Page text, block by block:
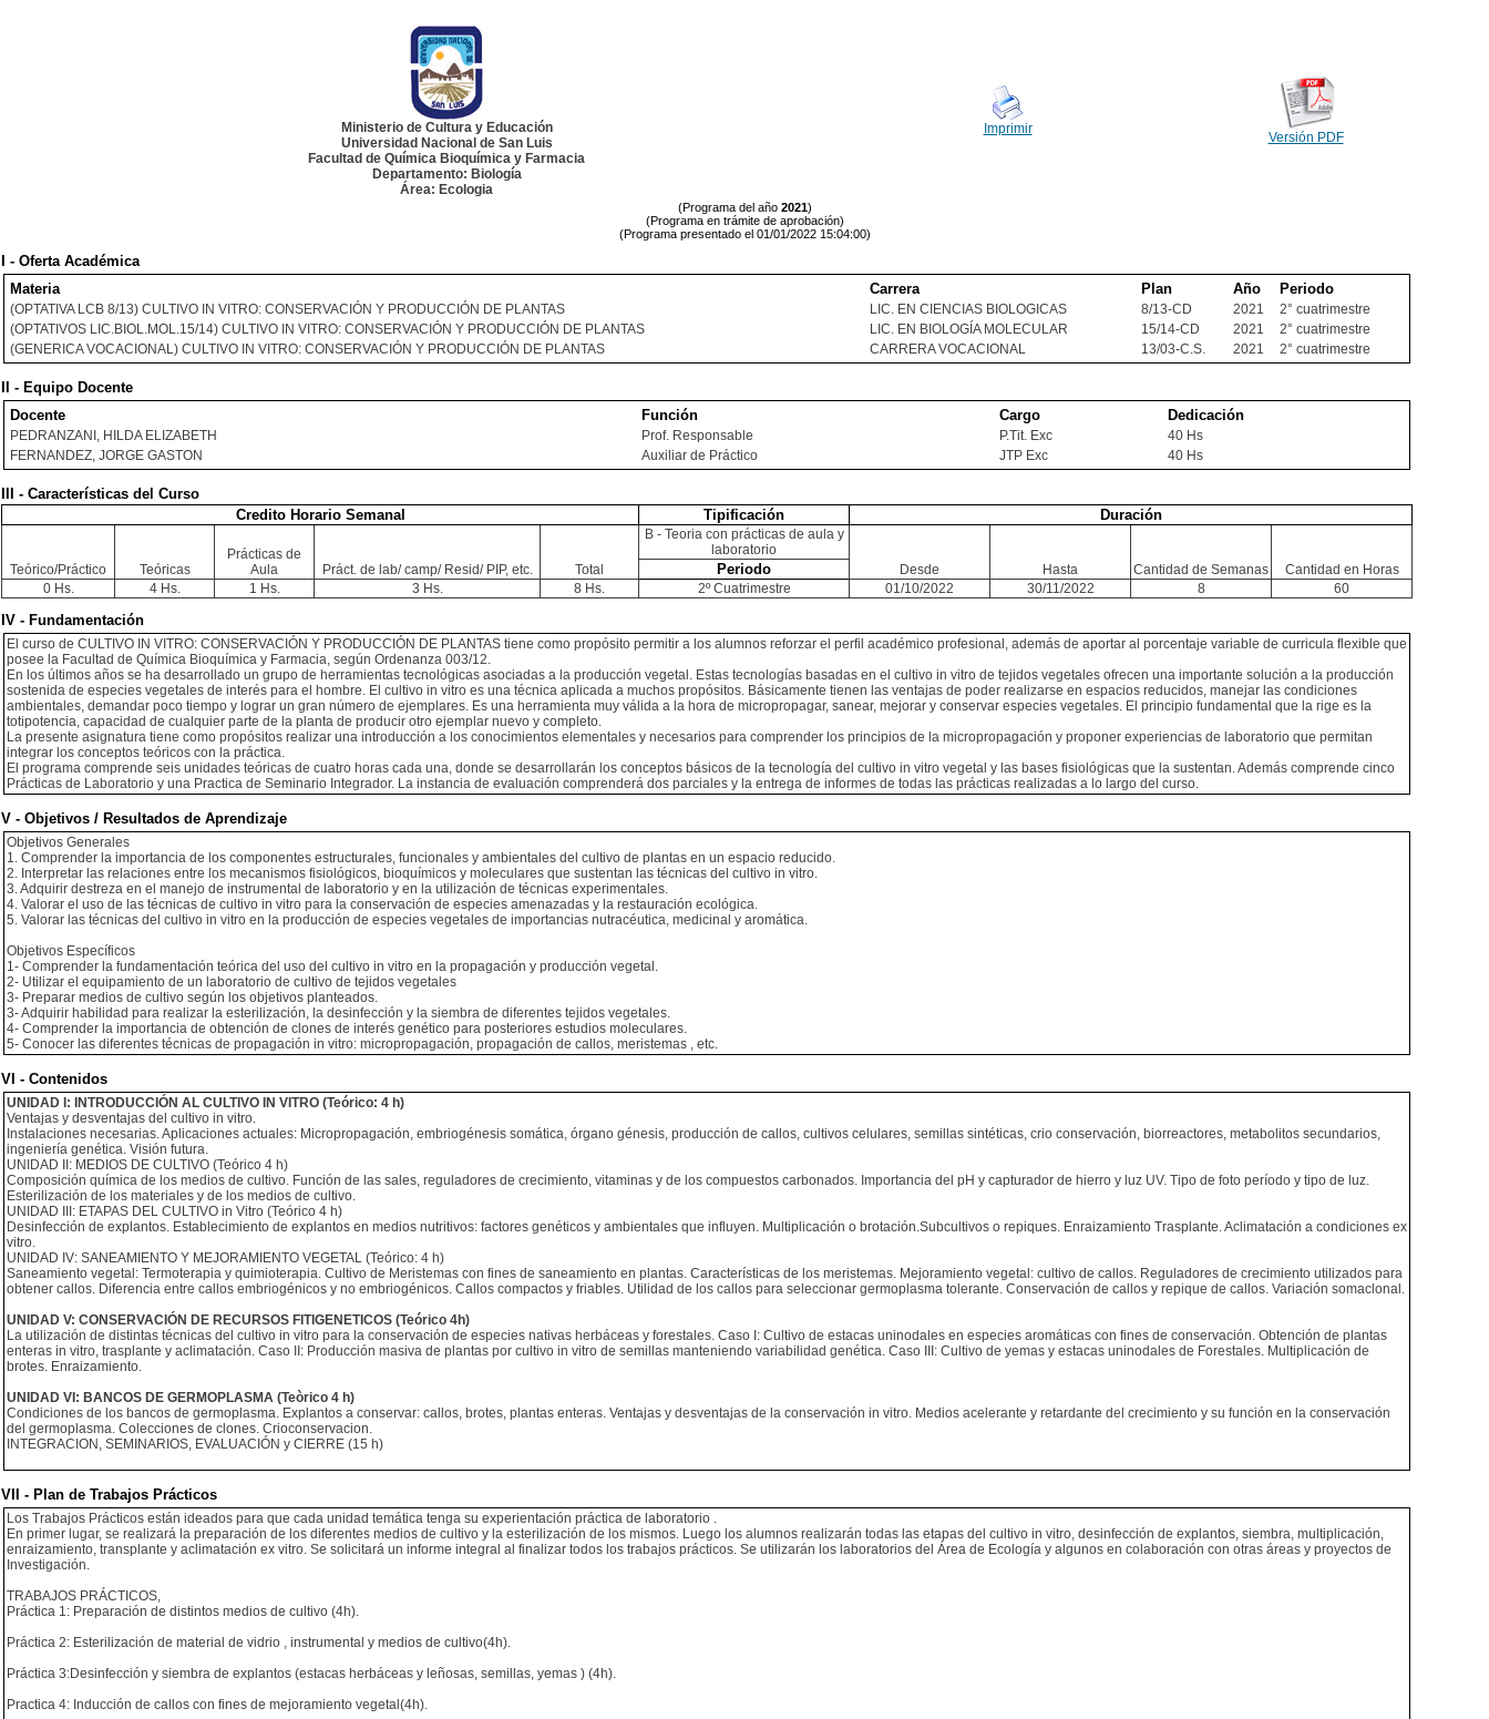
Ministerio de Cultura y Educación
Universidad Nacional de San Luis
Facultad de Química Bioquímica y Farmacia
Departamento: Biología
Área: Ecologia
Imprimir
Versión PDF
(Programa del año 2021)
(Programa en trámite de aprobación)
(Programa presentado el 01/01/2022 15:04:00)
I - Oferta Académica
Materia
Carrera Plan Año Periodo
(OPTATIVA LCB 8/13) CULTIVO IN VITRO: CONSERVACIÓN Y PRODUCCIÓN DE PLANTAS LIC. EN CIENCIAS BIOLOGICAS 8/13-CD 2021
2° cuatrimestre
(OPTATIVOS LIC.BIOL.MOL.15/14) CULTIVO IN VITRO: CONSERVACIÓN Y PRODUCCIÓN DE PLANTAS
LIC. EN BIOLOGÍA MOLECULAR 15/14-CD 2021
2° cuatrimestre
(GENERICA VOCACIONAL) CULTIVO IN VITRO: CONSERVACIÓN Y PRODUCCIÓN DE PLANTAS
CARRERA VOCACIONAL 13/03-C.S. 2021 2° cuatrimestre
II - Equipo Docente
Docente
Función Cargo Dedicación
PEDRANZANI, HILDA ELIZABETH Prof. Responsable P.Tit. Exc
40 Hs
FERNANDEZ, JORGE GASTON
Auxiliar de Práctico JTP Exc 40 Hs
III - Características del Curso
Credito Horario Semanal
Tipificación Duración
Teórico/Práctico Teóricas
Prácticas de
Aula
Práct. de lab/ camp/ Resid/ PIP, etc. Total
B - Teoria con prácticas de aula y
laboratorio
Desde
Hasta Cantidad de Semanas Cantidad en Horas
Periodo
0 Hs. 4 Hs. 1 Hs. 3 Hs. 8 Hs. 2º Cuatrimestre 01/10/2022 30/11/2022 8 60
IV - Fundamentación
El curso de CULTIVO IN VITRO: CONSERVACIÓN Y PRODUCCIÓN DE PLANTAS tiene como propósito permitir a los alumnos reforzar el perfil académico profesional, además de aportar al porcentaje variable de curricula flexible que
posee la Facultad de Química Bioquímica y Farmacia, según Ordenanza 003/12.
En los últimos años se ha desarrollado un grupo de herramientas tecnológicas asociadas a la producción vegetal. Estas tecnologías basadas en el cultivo in vitro de tejidos vegetales ofrecen una importante solución a la producción
sostenida de especies vegetales de interés para el hombre. El cultivo in vitro es una técnica aplicada a muchos propósitos. Básicamente tienen las ventajas de poder realizarse en espacios reducidos, manejar las condiciones
ambientales, demandar poco tiempo y lograr un gran número de ejemplares. Es una herramienta muy válida a la hora de micropropagar, sanear, mejorar y conservar especies vegetales. El principio fundamental que la rige es la
totipotencia, capacidad de cualquier parte de la planta de producir otro ejemplar nuevo y completo.
La presente asignatura tiene como propósitos realizar una introducción a los conocimientos elementales y necesarios para comprender los principios de la micropropagación y proponer experiencias de laboratorio que permitan
integrar los conceptos teóricos con la práctica.
El programa comprende seis unidades teóricas de cuatro horas cada una, donde se desarrollarán los conceptos básicos de la tecnología del cultivo in vitro vegetal y las bases fisiológicas que la sustentan. Además comprende cinco
Prácticas de Laboratorio y una Practica de Seminario Integrador. La instancia de evaluación comprenderá dos parciales y la entrega de informes de todas las prácticas realizadas a lo largo del curso.
V - Objetivos / Resultados de Aprendizaje
Objetivos Generales
1. Comprender la importancia de los componentes estructurales, funcionales y ambientales del cultivo de plantas en un espacio reducido.
2. Interpretar las relaciones entre los mecanismos fisiológicos, bioquímicos y moleculares que sustentan las técnicas del cultivo in vitro.
3. Adquirir destreza en el manejo de instrumental de laboratorio y en la utilización de técnicas experimentales.
4. Valorar el uso de las técnicas de cultivo in vitro para la conservación de especies amenazadas y la restauración ecológica.
5. Valorar las técnicas del cultivo in vitro en la producción de especies vegetales de importancias nutracéutica, medicinal y aromática.
Objetivos Específicos
1- Comprender la fundamentación teórica del uso del cultivo in vitro en la propagación y producción vegetal.
2- Utilizar el equipamiento de un laboratorio de cultivo de tejidos vegetales
3- Preparar medios de cultivo según los objetivos planteados.
3- Adquirir habilidad para realizar la esterilización, la desinfección y la siembra de diferentes tejidos vegetales.
4- Comprender la importancia de obtención de clones de interés genético para posteriores estudios moleculares.
5- Conocer las diferentes técnicas de propagación in vitro: micropropagación, propagación de callos, meristemas , etc.
VI - Contenidos
UNIDAD I: INTRODUCCIÓN AL CULTIVO IN VITRO (Teórico: 4 h)
Ventajas y desventajas del cultivo in vitro.
Instalaciones necesarias. Aplicaciones actuales: Micropropagación, embriogénesis somática, órgano génesis, producción de callos, cultivos celulares, semillas sintéticas, crio conservación, biorreactores, metabolitos secundarios,
ingeniería genética. Visión futura.
UNIDAD II: MEDIOS DE CULTIVO (Teórico 4 h)
Composición química de los medios de cultivo. Función de las sales, reguladores de crecimiento, vitaminas y de los compuestos carbonados. Importancia del pH y capturador de hierro y luz UV. Tipo de foto período y tipo de luz.
Esterilización de los materiales y de los medios de cultivo.
UNIDAD III: ETAPAS DEL CULTIVO in Vitro (Teórico 4 h)
Desinfección de explantos. Establecimiento de explantos en medios nutritivos: factores genéticos y ambientales que influyen. Multiplicación o brotación.Subcultivos o repiques. Enraizamiento Trasplante. Aclimatación a condiciones ex
vitro.
UNIDAD IV: SANEAMIENTO Y MEJORAMIENTO VEGETAL (Teórico: 4 h)
Saneamiento vegetal: Termoterapia y quimioterapia. Cultivo de Meristemas con fines de saneamiento en plantas. Características de los meristemas. Mejoramiento vegetal: cultivo de callos. Reguladores de crecimiento utilizados para
obtener callos. Diferencia entre callos embriogénicos y no embriogénicos. Callos compactos y friables. Utilidad de los callos para seleccionar germoplasma tolerante. Conservación de callos y repique de callos. Variación somaclonal.
UNIDAD V: CONSERVACIÓN DE RECURSOS FITIGENETICOS (Teórico 4h)
La utilización de distintas técnicas del cultivo in vitro para la conservación de especies nativas herbáceas y forestales. Caso I: Cultivo de estacas uninodales en especies aromáticas con fines de conservación. Obtención de plantas
enteras in vitro, trasplante y aclimatación. Caso II: Producción masiva de plantas por cultivo in vitro de semillas manteniendo variabilidad genética. Caso III: Cultivo de yemas y estacas uninodales de Forestales. Multiplicación de
brotes. Enraizamiento.
UNIDAD VI: BANCOS DE GERMOPLASMA (Teòrico 4 h)
Condiciones de los bancos de germoplasma. Explantos a conservar: callos, brotes, plantas enteras. Ventajas y desventajas de la conservación in vitro. Medios acelerante y retardante del crecimiento y su función en la conservación
del germoplasma. Colecciones de clones. Crioconservacion.
INTEGRACION, SEMINARIOS, EVALUACIÓN y CIERRE (15 h)
VII - Plan de Trabajos Prácticos
Los Trabajos Prácticos están ideados para que cada unidad temática tenga su experientación práctica de laboratorio .
En primer lugar, se realizará la preparación de los diferentes medios de cultivo y la esterilización de los mismos. Luego los alumnos realizarán todas las etapas del cultivo in vitro, desinfección de explantos, siembra, multiplicación,
enraizamiento, transplante y aclimatación ex vitro. Se solicitará un informe integral al finalizar todos los trabajos prácticos. Se utilizarán los laboratorios del Área de Ecología y algunos en colaboración con otras áreas y proyectos de
Investigación.
TRABAJOS PRÁCTICOS,
Práctica 1: Preparación de distintos medios de cultivo (4h).
Práctica 2: Esterilización de material de vidrio , instrumental y medios de cultivo(4h).
Práctica 3:Desinfección y siembra de explantos (estacas herbáceas y leñosas, semillas, yemas ) (4h).
Practica 4: Inducción de callos con fines de mejoramiento vegetal(4h).